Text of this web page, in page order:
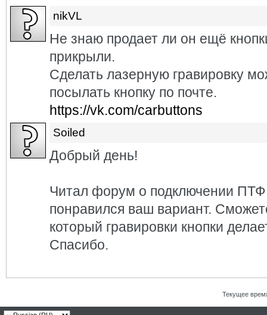
nikVL
Не знаю продает ли он ещё
прикрыли.
Сделать лазерную гравировку
посылать кнопку по почте.
https://vk.com/carbuttons
Soiled
Добрый день!
Читал форум о подключении ПТФ
понравился ваш вариант.
который гравировки кнопки
Спасибо.
Текущее